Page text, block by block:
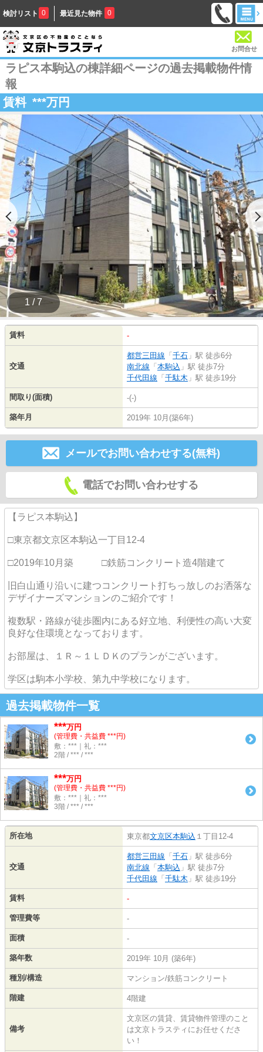
検討リスト 0 最近見た物件 0
お問合せ
ラピス本駒込の棟詳細ページの過去掲載物件情
報
賃料 ***万円
1 / 7
賃料 -
交通
都営三田線 「 千石 」駅 徒歩6分
南北線 「 本駒込 」駅 徒歩7分
千代田線 「 千駄木 」駅 徒歩19分
間取り(面積) -(-)
築年月 2019年 10月(築6年)
メールでお問い合わせする(無料)
電話でお問い合わせする
【ラピス本駒込】
□東京都文京区本駒込一丁目12-4
□2019年10月築 □鉄筋コンクリート造4階建て
旧白山通り沿いに建つコンクリート打ちっ放しのお洒落な
デザイナーズマンションのご紹介です！
複数駅・路線が徒歩圏内にある好立地、利便性の高い大変
良好な住環境となっております。
お部屋は、１Ｒ～１ＬＤＫのプランがございます。
学区は駒本小学校、第九中学校になります。
過去掲載物件一覧
***万円
(管理費・共益費 ***円)
敷：***｜礼：***
2階 / *** / ***
***万円
(管理費・共益費 ***円)
敷：***｜礼：***
3階 / *** / ***
所在地 東京都文京区本駒込 １丁目12-4
交通
都営三田線 「 千石 」駅 徒歩6分
南北線 「 本駒込 」駅 徒歩7分
千代田線 「 千駄木 」駅 徒歩19分
賃料 -
管理費等 -
面積 -
築年数 2019年 10月 (築6年)
種別/構造 マンション/鉄筋コンクリート
階建 4階建
備考
文京区の賃貸、賃貸物件管理のこと
は文京トラスティにお任せくださ
い！